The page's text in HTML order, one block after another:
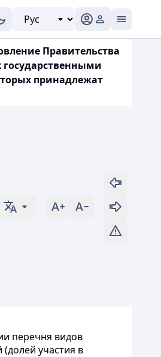
Правительства
государственными
принадлежат
перечня видов
участия в